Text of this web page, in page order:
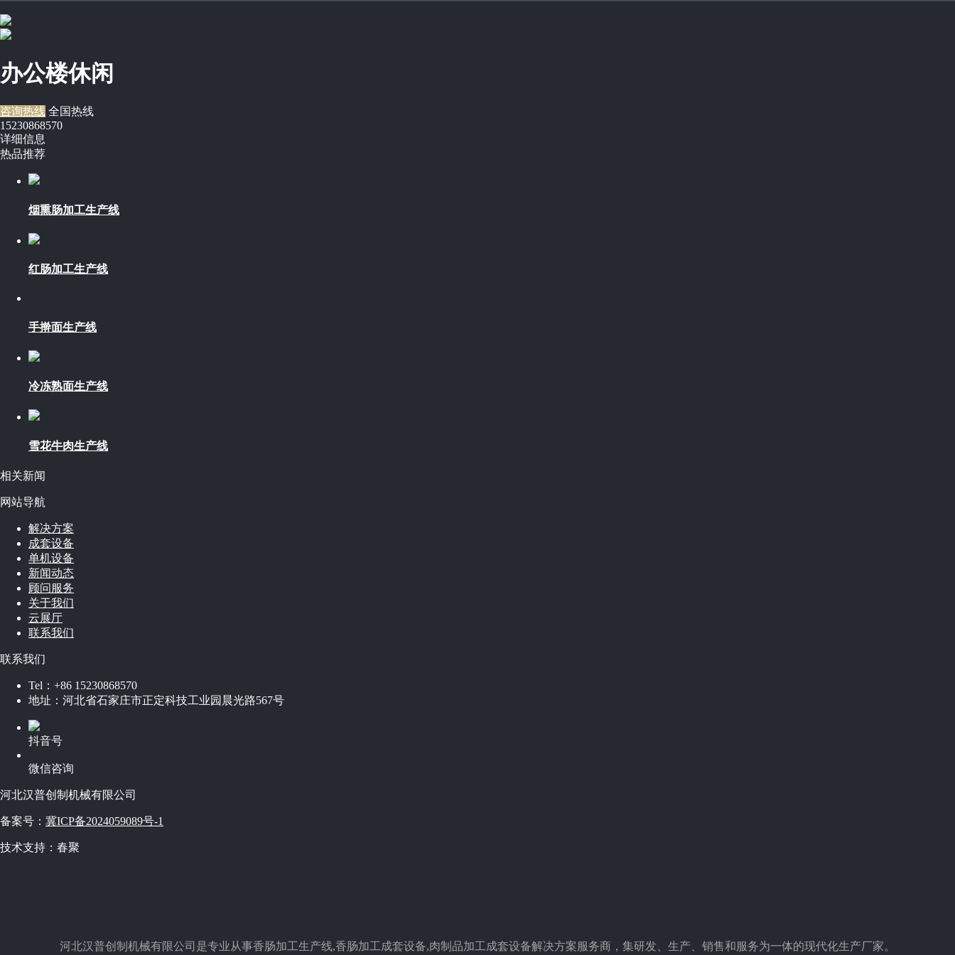
办公楼休闲
咨询热线 全国热线
15230868570
详细信息
热品推荐
烟熏肠加工生产线
红肠加工生产线
手擀面生产线
冷冻熟面生产线
雪花牛肉生产线
相关新闻
网站导航
解决方案
成套设备
单机设备
新闻动态
顾问服务
关于我们
云展厅
联系我们
联系我们
Tel： +86 15230868570
地址： 河北省石家庄市正定科技工业园晨光路567号
抖音号
微信咨询
河北汉普创制机械有限公司
备案号： 冀ICP备2024059089号-1
技术支持：春聚
河北汉普创制机械有限公司是专业从事香肠加工生产线,香肠加工成套设备,肉制品加工成套设备解决方案服务商，集研发、生产、销售和服务为一体的现代化生产厂家。